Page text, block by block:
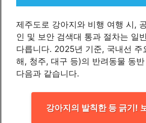
제주도로 강아지와 비행 여행 시,
인 및 보안 검색대 통과 절차는 일
다릅니다. 2025년 기준, 국내선 주
해, 청주, 대구 등)의 반려동물 동
다음과 같습니다.
강아지의 발칙한 등 긁기!